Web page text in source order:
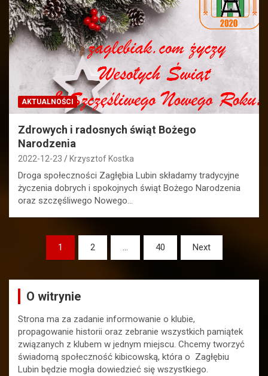
AKTUALNOŚCI
Zdrowych i radosnych świąt Bożego
Narodzenia
2022-12-23 Krzysztof Kostka
Droga społeczności Zagłębia Lubin składamy tradycyjne
życzenia dobrych i spokojnych świąt Bożego Narodzenia
oraz szczęśliwego Nowego…
Stronicowanie
wpisów
1 2 … 40 Next
O witrynie
Strona ma za zadanie informowanie o klubie,
propagowanie historii oraz zebranie wszystkich pamiątek
związanych z klubem w jednym miejscu. Chcemy tworzyć
świadomą społeczność kibicowską, która o Zagłębiu
Lubin będzie mogła dowiedzieć się wszystkiego.